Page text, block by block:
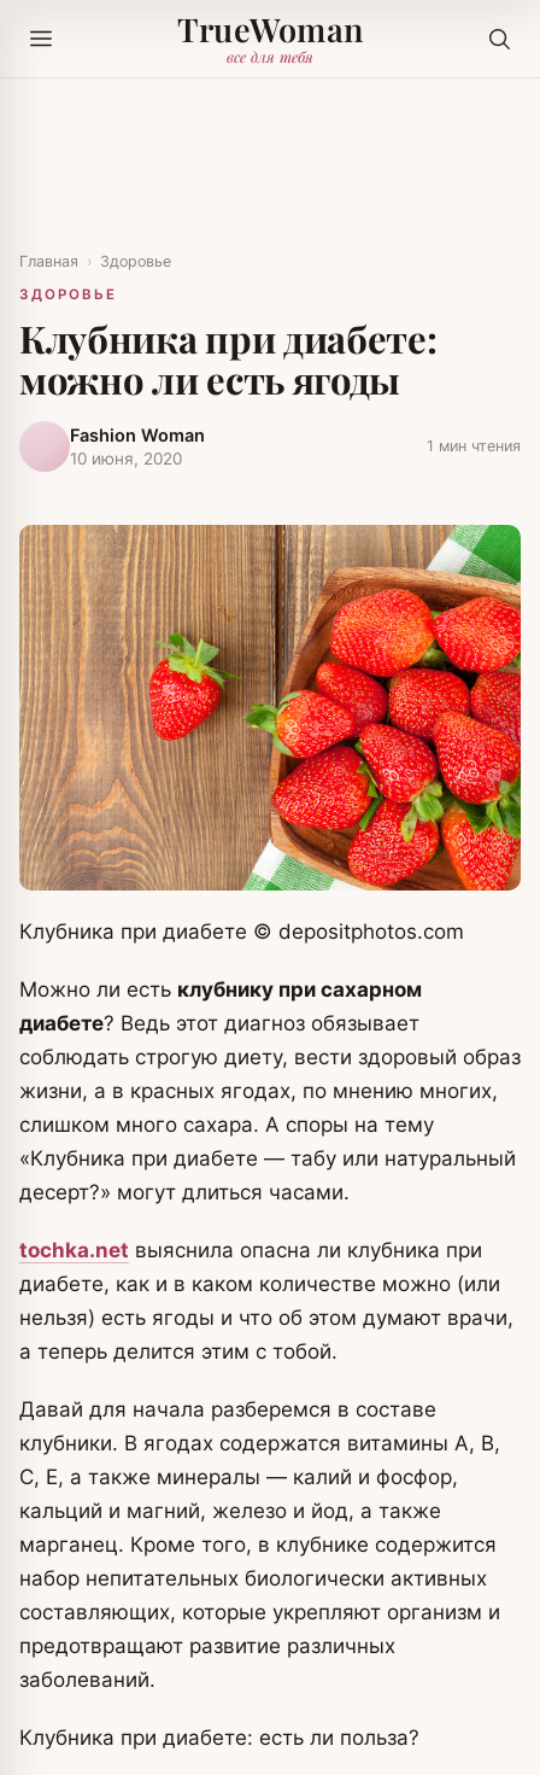
TrueWoman
все для тебя
Главная › Здоровье
ЗДОРОВЬЕ
Клубника при диабете:
можно ли есть ягоды
Fashion Woman
10 июня, 2020
1 мин чтения
Клубника при диабете © depositphotos.com
Можно ли есть клубнику при сахарном
диабете? Ведь этот диагноз обязывает
соблюдать строгую диету, вести здоровый образ
жизни, а в красных ягодах, по мнению многих,
слишком много сахара. А споры на тему
«Клубника при диабете — табу или натуральный
десерт?» могут длиться часами.
tochka.net выяснила опасна ли клубника при
диабете, как и в каком количестве можно (или
нельзя) есть ягоды и что об этом думают врачи,
а теперь делится этим с тобой.
Давай для начала разберемся в составе
клубники. В ягодах содержатся витамины А, В,
С, Е, а также минералы — калий и фосфор,
кальций и магний, железо и йод, а также
марганец. Кроме того, в клубнике содержится
набор непитательных биологически активных
составляющих, которые укрепляют организм и
предотвращают развитие различных
заболеваний.
Клубника при диабете: есть ли польза?